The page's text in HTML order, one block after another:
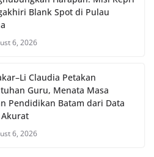
Blank Spot di Pulau
6, 2026
Claudia Petakan
Guru, Menata Masa
Pendidikan Batam dari Data
6, 2026